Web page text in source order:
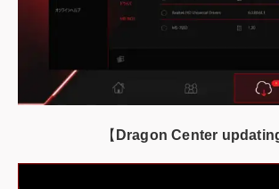
【 Dragon Center